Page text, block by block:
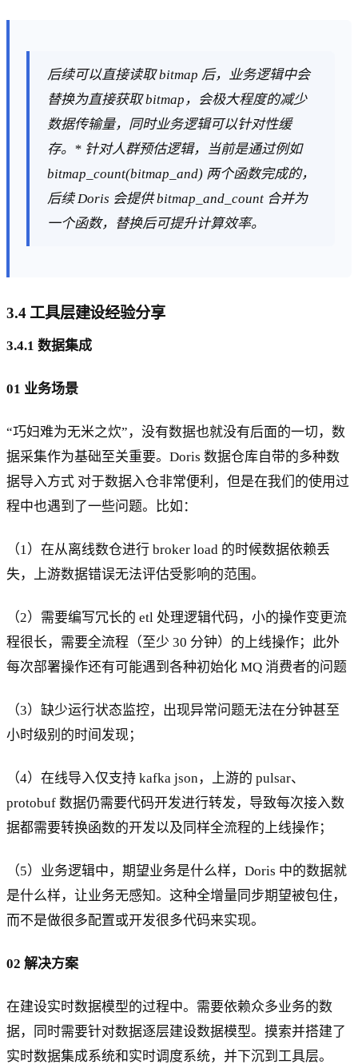
后续可以直接读取 bitmap 后，业务逻辑中会
替换为直接获取 bitmap，会极大程度的减少
数据传输量，同时业务逻辑可以针对性缓
存。* 针对人群预估逻辑，当前是通过例如
bitmap_count(bitmap_and) 两个函数完成的，
后续 Doris 会提供 bitmap_and_count 合并为
一个函数，替换后可提升计算效率。
3.4 工具层建设经验分享
3.4.1 数据集成
01 业务场景
“巧妇难为无米之炊”，没有数据也就没有后面的一切，数
据采集作为基础至关重要。Doris 数据仓库自带的多种数
据导入方式 对于数据入仓非常便利，但是在我们的使用过
程中也遇到了一些问题。比如：
（1）在从离线数仓进行 broker load 的时候数据依赖丢
失，上游数据错误无法评估受影响的范围。
（2）需要编写冗长的 etl 处理逻辑代码，小的操作变更流
程很长，需要全流程（至少 30 分钟）的上线操作；此外
每次部署操作还有可能遇到各种初始化 MQ 消费者的问题
（3）缺少运行状态监控，出现异常问题无法在分钟甚至
小时级别的时间发现；
（4）在线导入仅支持 kafka json，上游的 pulsar、
protobuf 数据仍需要代码开发进行转发，导致每次接入数
据都需要转换函数的开发以及同样全流程的上线操作；
（5）业务逻辑中，期望业务是什么样，Doris 中的数据就
是什么样，让业务无感知。这种全增量同步期望被包住，
而不是做很多配置或开发很多代码来实现。
02 解决方案
在建设实时数据模型的过程中。需要依赖众多业务的数
据，同时需要针对数据逐层建设数据模型。摸索并搭建了
实时数据集成系统和实时调度系统，并下沉到工具层。